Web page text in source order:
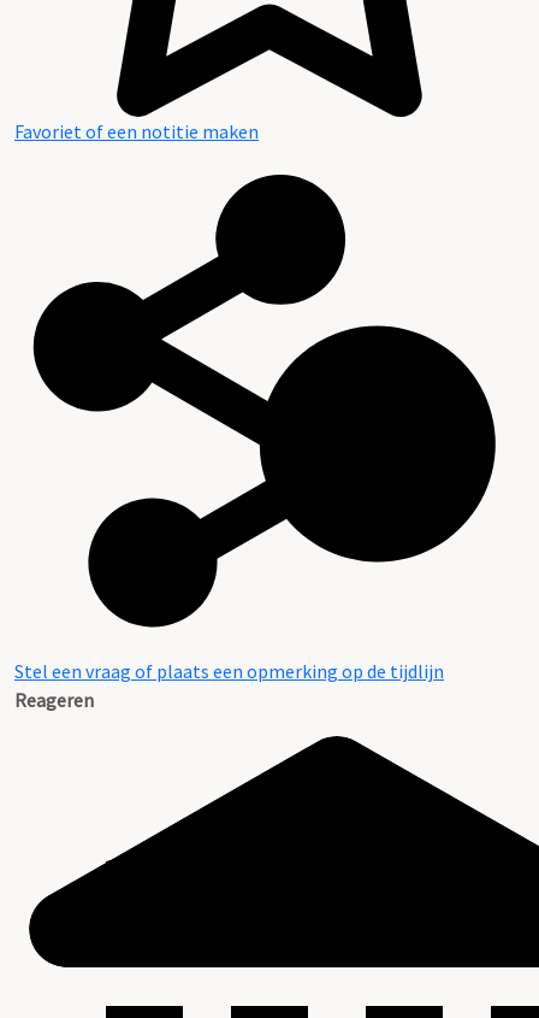
Favoriet of een notitie maken
Stel een vraag of plaats een opmerking op de tijdlijn
Reageren